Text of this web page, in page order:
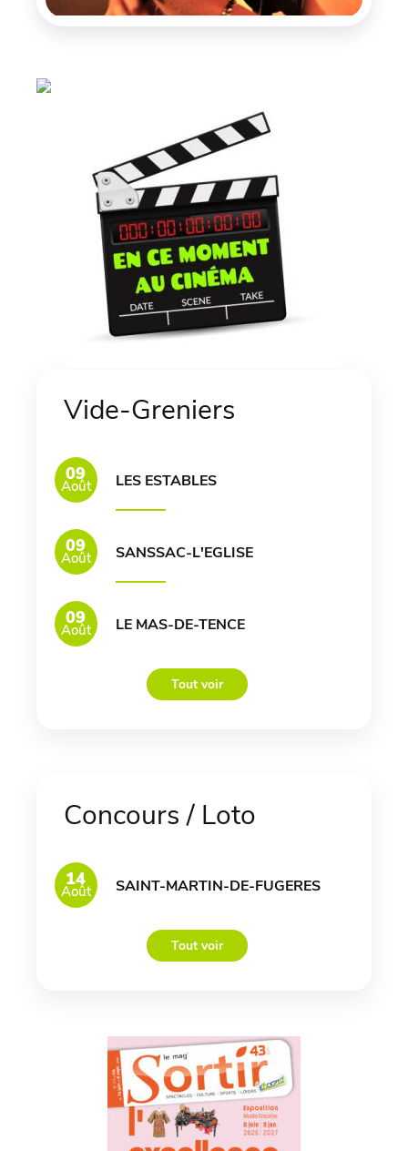
Vide-Greniers
09
Août LES ESTABLES
09
Août SANSSAC-L'EGLISE
09
Août LE MAS-DE-TENCE
Tout voir
Concours / Loto
14
Août SAINT-MARTIN-DE-FUGERES
Tout voir